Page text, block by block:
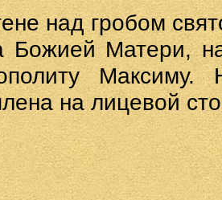
над гробом
Божией Матери,
на лицевой